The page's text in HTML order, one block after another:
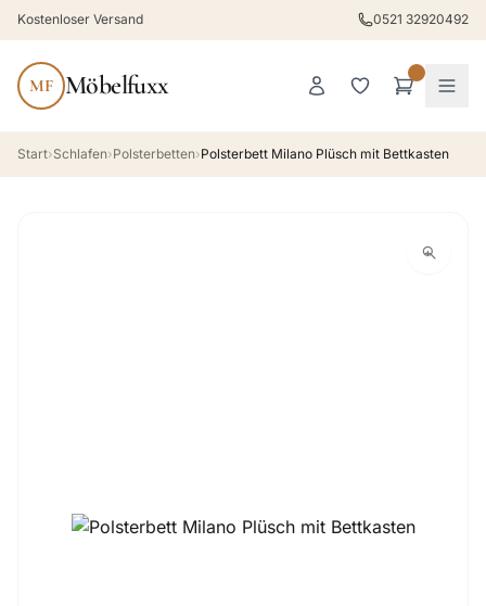
Kostenloser Versand 0521 32920492
MF Möbelfuxx
Start›Schlafen›Polsterbetten›Polsterbett Milano Plüsch mit Bettkasten